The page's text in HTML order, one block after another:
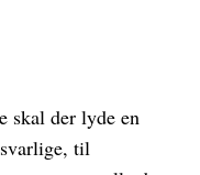
skal der lyde en
til